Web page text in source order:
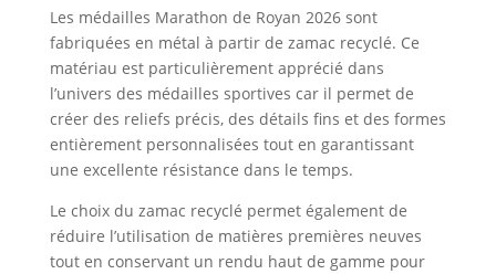
Les médailles Marathon de Royan 2026 sont
fabriquées en métal à partir de zamac recyclé. Ce
matériau est particulièrement apprécié dans
l’univers des médailles sportives car il permet de
créer des reliefs précis, des détails fins et des formes
entièrement personnalisées tout en garantissant
une excellente résistance dans le temps.
Le choix du zamac recyclé permet également de
réduire l’utilisation de matières premières neuves
tout en conservant un rendu haut de gamme pour